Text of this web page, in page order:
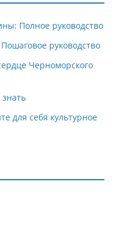
Полное руководство
руководство
Черноморского
для себя культурное